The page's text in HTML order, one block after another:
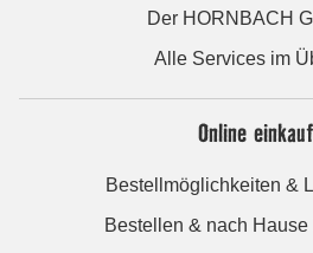
Der HORNBACH
Alle Services im
Online
Bestellmöglichkeiten &
Bestellen & nach